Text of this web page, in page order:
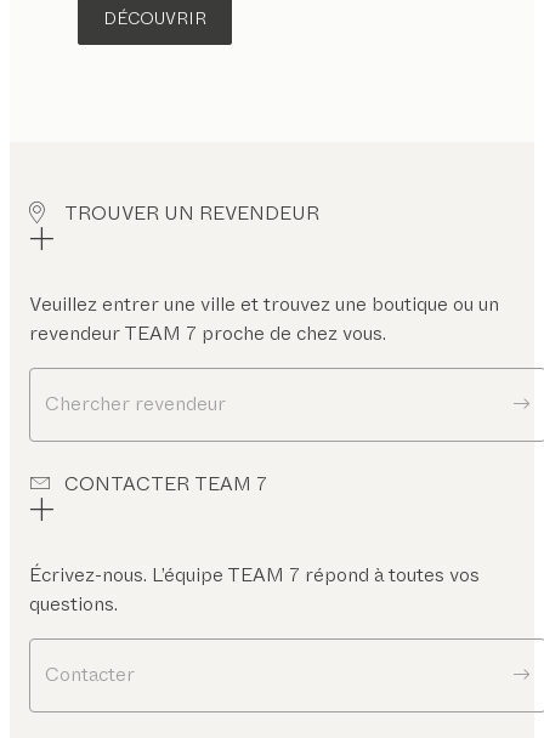
DÉCOUVRIR
TROUVER UN REVENDEUR
Veuillez entrer une ville et trouvez une boutique ou un
revendeur TEAM 7 proche de chez vous.
Chercher revendeur
CONTACTER TEAM 7
Écrivez-nous. L’équipe TEAM 7 répond à toutes vos
questions.
Contacter